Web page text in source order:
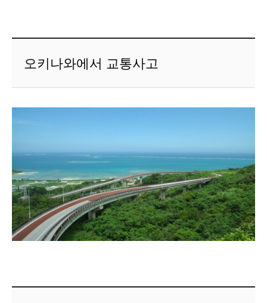
오키나와에서 교통사고